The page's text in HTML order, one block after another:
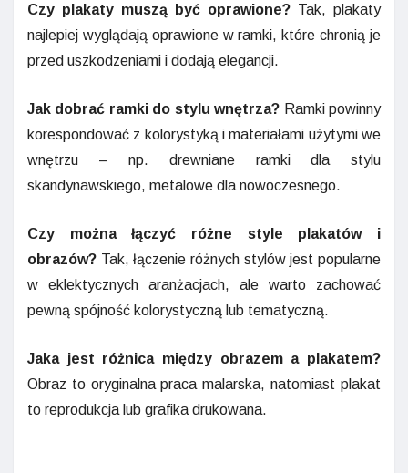
Czy plakaty muszą być oprawione? Tak, plakaty
najlepiej wyglądają oprawione w ramki, które chronią je
przed uszkodzeniami i dodają elegancji.
Jak dobrać ramki do stylu wnętrza? Ramki powinny
korespondować z kolorystyką i materiałami użytymi we
wnętrzu – np. drewniane ramki dla stylu
skandynawskiego, metalowe dla nowoczesnego.
Czy można łączyć różne style plakatów i
obrazów? Tak, łączenie różnych stylów jest popularne
w eklektycznych aranżacjach, ale warto zachować
pewną spójność kolorystyczną lub tematyczną.
Jaka jest różnica między obrazem a plakatem?
Obraz to oryginalna praca malarska, natomiast plakat
to reprodukcja lub grafika drukowana.